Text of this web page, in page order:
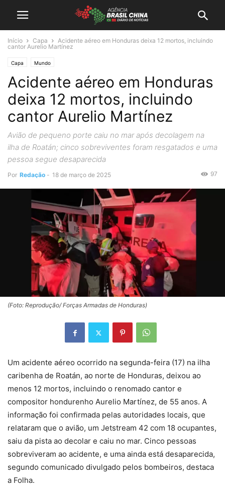
Início Capa
Acidente aéreo em Honduras deixa 12 mortos, incluindo
cantor Aurelio Martínez
Capa Mundo
Acidente aéreo em Honduras
deixa 12 mortos, incluindo
cantor Aurelio Martínez
Avião de pequeno porte caiu no mar após decolagem na
ilha de Roatán; cinco sobreviventes foram resgatados e uma
pessoa segue desaparecida
Por Redação - 18 de março de 2025 97
(Foto: Reprodução/ Forças Armadas de Honduras)
Um acidente aéreo ocorrido na segunda-feira (17) na ilha
caribenha de Roatán, ao norte de Honduras, deixou ao
menos 12 mortos, incluindo o renomado cantor e
compositor hondurenho Aurelio Martínez, de 55 anos. A
informação foi confirmada pelas autoridades locais, que
relataram que o avião, um Jetstream 42 com 18 ocupantes,
saiu da pista ao decolar e caiu no mar. Cinco pessoas
sobreviveram ao acidente, e uma ainda está desaparecida,
segundo comunicado divulgado pelos bombeiros, destaca
a Folha.